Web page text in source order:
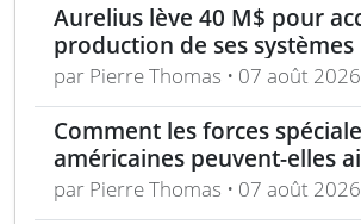
Aurelius lève 40 M$ pour
production de ses systèmes
drones
par Pierre Thomas • 07 août 2026
Comment les forces
américaines peuvent-elles
repousser la Chine à Taïwan ?
par Pierre Thomas • 07 août 2026